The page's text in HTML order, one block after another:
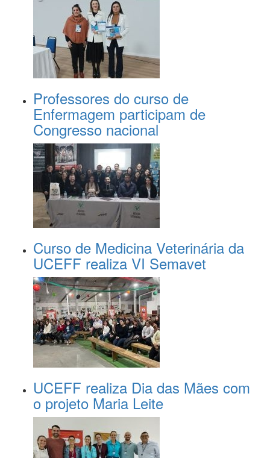
Professores do curso de
Enfermagem participam de
Congresso nacional
Curso de Medicina Veterinária da
UCEFF realiza VI Semavet
UCEFF realiza Dia das Mães com
o projeto Maria Leite